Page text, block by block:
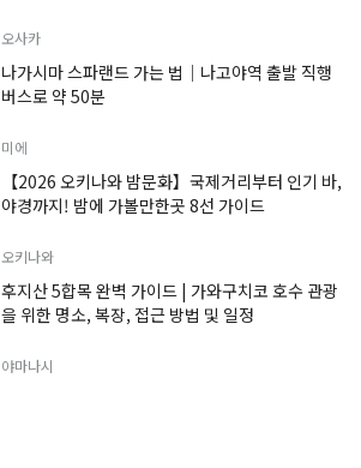
오사카
나가시마 스파랜드 가는 법｜나고야역 출발 직행
버스로 약 50분
미에
【2026 오키나와 밤문화】국제거리부터 인기 바,
야경까지! 밤에 가볼만한곳 8선 가이드
오키나와
후지산 5합목 완벽 가이드 | 가와구치코 호수 관광
을 위한 명소, 복장, 접근 방법 및 일정
야마나시